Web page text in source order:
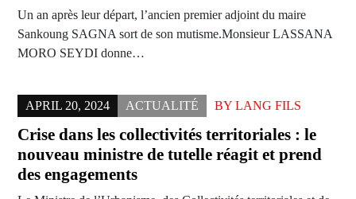
Un an après leur départ, l’ancien premier adjoint du maire
Sankoung SAGNA sort de son mutisme.Monsieur LASSANA
MORO SEYDI donne…
APRIL 20, 2024 ACTUALITÉ BY LANG FILS
Crise dans les collectivités territoriales : le
nouveau ministre de tutelle réagit et prend
des engagements